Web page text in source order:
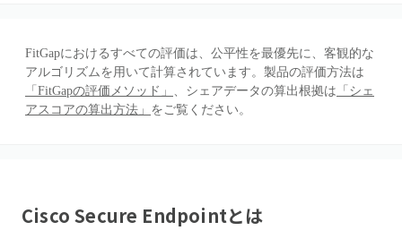
FitGapにおけるすべての評価は、公平性を最優先に、客観的な
アルゴリズムを用いて計算されています。製品の評価方法は
「FitGapの評価メソッド」 、シェアデータの算出根拠は 「シェ
アスコアの算出方法」 をご覧ください。
Cisco Secure Endpointとは